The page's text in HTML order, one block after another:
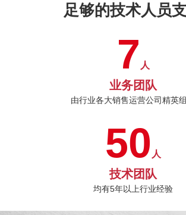
足够的技术人员
7 人
业务团队
由行业各大销售运营公司精英
50 人
技术团队
均有5年以上行业经验